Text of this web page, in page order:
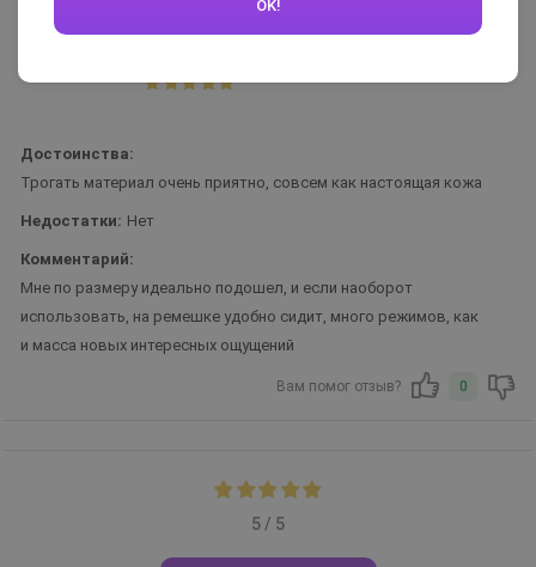
Nstasha 22.05.2024
Достоинства:
Трогать материал очень приятно, совсем как настоящая кожа
Недостатки: Нет
Комментарий:
Мне по размеру идеально подошел, и если наоборот
использовать, на ремешке удобно сидит, много режимов, как
и масса новых интересных ощущений
Вам помог отзыв? 0
5 / 5
OK!